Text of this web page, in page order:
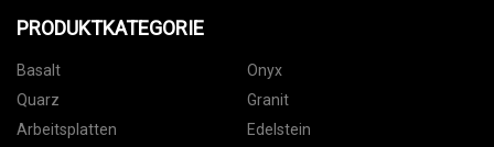
PRODUKTKATEGORIE
Basalt
Onyx
Quarz
Granit
Arbeitsplatten
Edelstein